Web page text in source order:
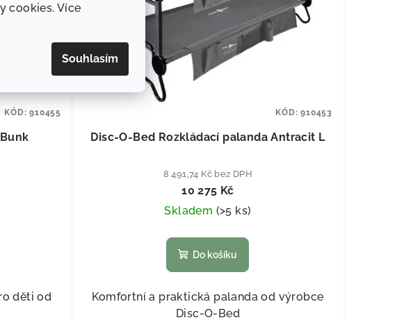
cookies. Více
Souhlasím
děti od
KÓD:910455
Disc-O-Bed Rozkládací palanda Antracit L
8 491,74 Kč bez DPH
10 275 Kč
Skladem (>5 ks)
Do košíku
Komfortní a praktická palanda od výrobce
Disc-O-Bed
KÓD:910453